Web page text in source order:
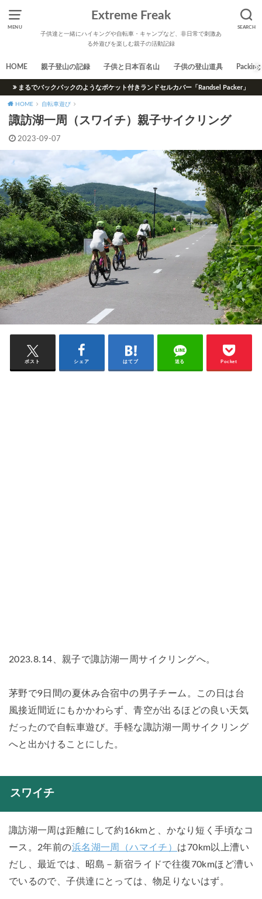
MENU SEARCH
Extreme Freak
子供達と一緒にハイキングや自転車・キャンプなど、非日常で刺激あ
る外遊びを楽しむ親子の活動記録
HOME 親子登山の記録 子供と日本百名山 子供の登山道具 Packing
まるでバックパックのようなポケット付きランドセルカバー「Randsel Packer」
HOME 自転車遊び
諏訪湖一周（スワイチ）親子サイクリング
2023-09-07
ポスト シェア はてブ 送る Pocket
2023.8.14、親子で諏訪湖一周サイクリングへ。
茅野で9日間の夏休み合宿中の男子チーム。この日は台
風接近間近にもかかわらず、青空が出るほどの良い天気
だったので自転車遊び。手軽な諏訪湖一周サイクリング
へと出かけることにした。
スワイチ
諏訪湖一周は距離にして約16kmと、かなり短く手頃なコ
ース。2年前の浜名湖一周（ハマイチ） は70km以上漕い
だし、最近では、昭島－新宿ライドで往復70kmほど漕い
でいるので、子供達にとっては、物足りないはず。